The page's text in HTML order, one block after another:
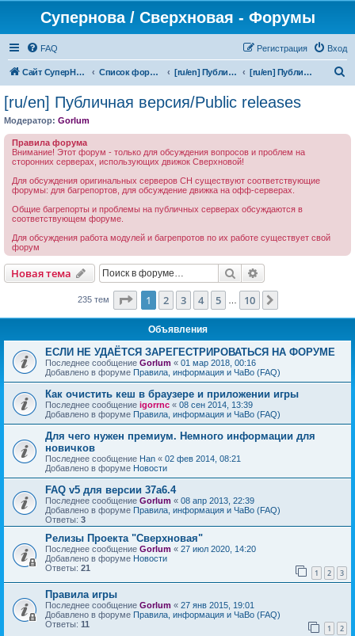
Супернова / Сверхновая - Форумы
FAQ Вход
Регистрация
Сайт СуперНова Список форумов [ru/en] Публичная версия/Public releases [ru/en] Публичная версия/Public releases
[ru/en] Публичная версия/Public releases
Модератор: Gorlum
Правила форума
Внимание! Этот форум - только для обсуждения вопросов и проблем на
сторонних серверах, использующих движок Сверхновой!
Для обсуждения оригинальных серверов СН существуют соответствующие
форумы: для багрепортов, для обсуждение движка на офф-серверах.
Общие багрепорты и проблемы на публичных серверах обсуждаются в
соответствующем форуме.
Для обсуждения работа модулей и багрепротов по их работе существует свой
форум
Новая тема Поиск
235 тем Страница из 10
1 2 3 4 5 10
Объявления
ЕСЛИ НЕ УДАЁТСЯ ЗАРЕГЕСТРИРОВАТЬСЯ НА ФОРУМЕ
Последнее сообщение Gorlum « 01 мар 2018, 00:16
Добавлено в форуме Правила, информация и ЧаВо (FAQ)
Как очистить кеш в браузере и приложении игры
Последнее сообщение igorrnc « 08 сен 2014, 13:39
Добавлено в форуме Правила, информация и ЧаВо (FAQ)
Для чего нужен премиум. Немного информации для
новичков
Последнее сообщение Han « 02 фев 2014, 08:21
Добавлено в форуме Новости
FAQ v5 для версии 37a6.4
Последнее сообщение Gorlum « 08 апр 2013, 22:39
Добавлено в форуме Правила, информация и ЧаВо (FAQ)
Ответы: 3
Релизы Проекта "Сверхновая"
Последнее сообщение Gorlum « 27 июл 2020, 14:20
Добавлено в форуме Новости
Ответы: 21 1 2 3
Правила игры
Последнее сообщение Gorlum « 27 янв 2015, 19:01
Добавлено в форуме Правила, информация и ЧаВо (FAQ)
Ответы: 11 1 2